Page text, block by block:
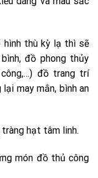
hình thù kỳ lạ thì sẽ
đồ phong thủy
đồ trang trí
may mắn, bình an
hạt tâm linh.
món đồ thủ công